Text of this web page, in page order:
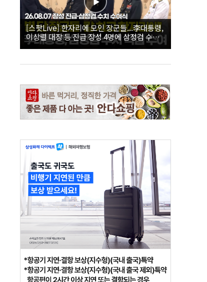
[스팟Live] 한자리에 모인 장군들...李대통령,
이상렬 대장 등 진급 장성 4명에 삼정검 수치
직접 수여｜26.08.07 장성 진급·삼정검 수치